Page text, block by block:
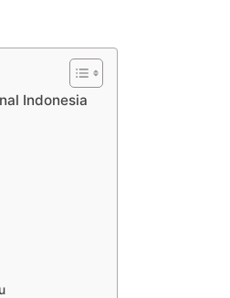
Indonesia